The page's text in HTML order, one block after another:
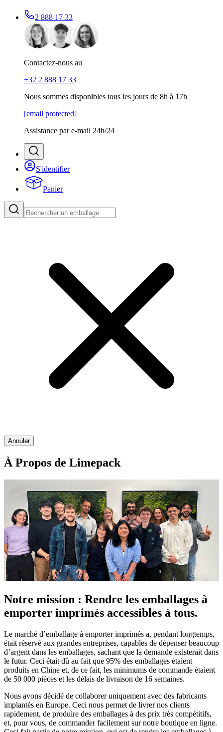
2 888 17 33
Contactez-nous au
+32 2 888 17 33
Nous sommes disponibles tous les jours de 8h à 17h
[email protected]
Assistance par e-mail 24h/24
S'identifier
Panier
Annuler
À Propos de Limepack
Notre mission : Rendre les emballages à
emporter imprimés accessibles à tous.
Le marché d’emballage à emporter imprimés a, pendant longtemps,
était réservé aux grandes entreprises, capables de dépenser beaucoup
d’argent dans les emballages, sachant que la demande existerait dans
le futur. Ceci était dû au fait que 95% des emballages étaient
produits en Chine et, de ce fait, les minimums de commande étaient
de 50 000 pièces et les délais de livraison de 16 semaines.
Nous avons décidé de collaborer uniquement avec des fabricants
implantés en Europe. Ceci nous permet de livrer nos clients
rapidement, de produire des emballages à des prix très compétitifs,
et, pour vous, de commander facilement sur notre boutique en ligne.